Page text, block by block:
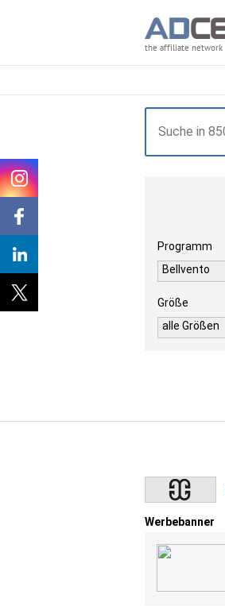
the affiliate network
Programm
Bellvento
Größe
alle Größen
Werbebanner